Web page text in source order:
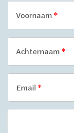
Voornaam
Achternaam
Email